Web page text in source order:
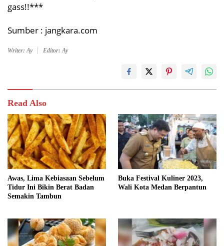
gass!!***
Sumber : jangkara.com
Writer: Ay Editor: Ay
Read Also
Awas, Lima Kebiasaan Sebelum
Tidur Ini Bikin Berat Badan
Semakin Tambun
Buka Festival Kuliner 2023,
Wali Kota Medan Berpantun